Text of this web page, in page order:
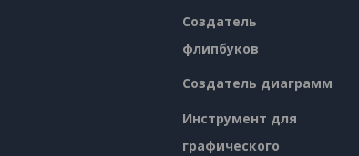
Создатель
флипбуков
Создатель диаграмм
Инструмент для
графического